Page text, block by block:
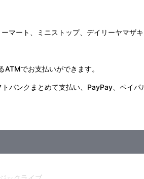
マート、ミニストップ、デイリーヤマザ
ATMでお支払いができます。
バンクまとめて支払い、PayPay、ペイ